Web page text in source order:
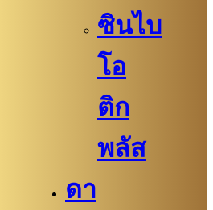
ซินไบ
โอ
ติก
พลัส
ดา